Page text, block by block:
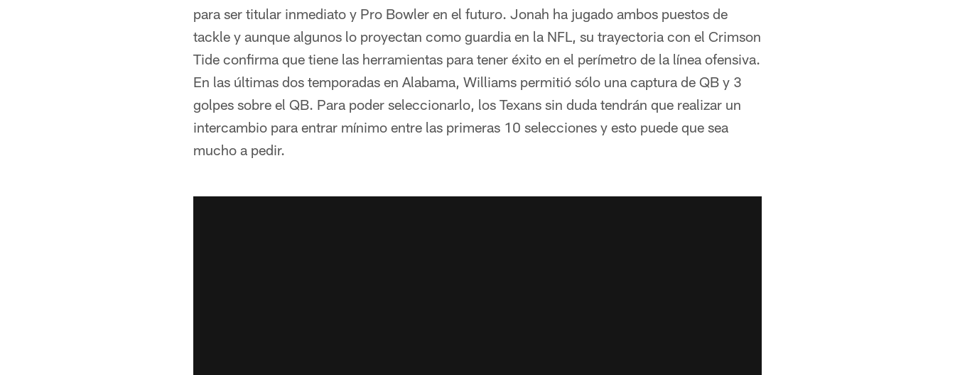
para ser titular inmediato y Pro Bowler en el futuro. Jonah ha jugado ambos puestos de
tackle y aunque algunos lo proyectan como guardia en la NFL, su trayectoria con el Crimson
Tide confirma que tiene las herramientas para tener éxito en el perímetro de la línea ofensiva.
En las últimas dos temporadas en Alabama, Williams permitió sólo una captura de QB y 3
golpes sobre el QB. Para poder seleccionarlo, los Texans sin duda tendrán que realizar un
intercambio para entrar mínimo entre las primeras 10 selecciones y esto puede que sea
mucho a pedir.